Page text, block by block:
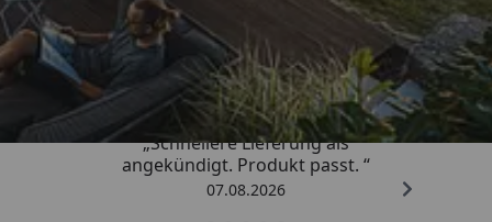
Trusted Shops
4,81/ 5
„Schnellere Lieferung als
angekündigt. Produkt passt. “
07.08.2026